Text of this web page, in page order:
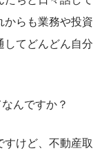
らも業務や投資
てどんどん自分
んですか？
けど、不動産取